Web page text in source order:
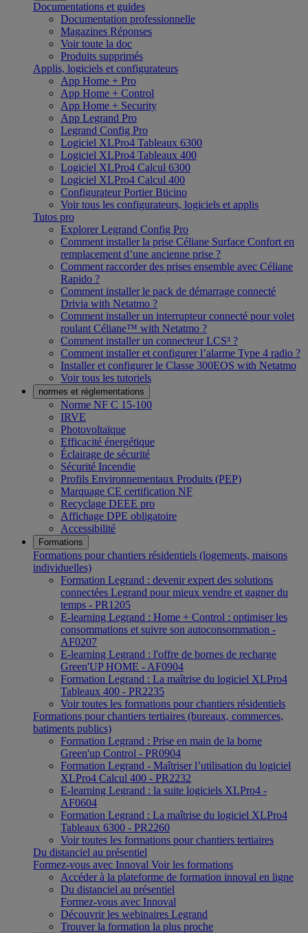
Documentations et guides
Documentation professionnelle
Magazines Réponses
Voir toute la doc
Produits supprimés
Applis, logiciels et configurateurs
App Home + Pro
App Home + Control
App Home + Security
App Legrand Pro
Legrand Config Pro
Logiciel XLPro4 Tableaux 6300
Logiciel XLPro4 Tableaux 400
Logiciel XLPro4 Calcul 6300
Logiciel XLPro4 Calcul 400
Configurateur Portier Bticino
Voir tous les configurateurs, logiciels et applis
Tutos pro
Explorer Legrand Config Pro
Comment installer la prise Céliane Surface Confort en
remplacement d’une ancienne prise ?
Comment raccorder des prises ensemble avec Céliane
Rapido ?
Comment installer le pack de démarrage connecté
Drivia with Netatmo ?
Comment installer un interrupteur connecté pour volet
roulant Céliane™ with Netatmo ?
Comment installer un connecteur LCS³ ?
Comment installer et configurer l’alarme Type 4 radio ?
Installer et configurer le Classe 300EOS with Netatmo
Voir tous les tutoriels
normes et réglementations
Norme NF C 15-100
IRVE
Photovoltaïque
Efficacité énergétique
Éclairage de sécurité
Sécurité Incendie
Profils Environnementaux Produits (PEP)
Marquage CE certification NF
Recyclage DEEE pro
Affichage DPE obligatoire
Accessibilité
Formations
Formations pour chantiers résidentiels (logements, maisons
individuelles)
Formation Legrand : devenir expert des solutions
connectées Legrand pour mieux vendre et gagner du
temps - PR1205
E-learning Legrand : Home + Control : optimiser les
consommations et suivre son autoconsommation -
AF0207
E-learning Legrand : l'offre de bornes de recharge
Green'UP HOME - AF0904
Formation Legrand : La maîtrise du logiciel XLPro4
Tableaux 400 - PR2235
Voir toutes les formations pour chantiers résidentiels
Formations pour chantiers tertiaires (bureaux, commerces,
batiments publics)
Formation Legrand : Prise en main de la borne
Green'up Control - PR0904
Formation Legrand - Maîtriser l’utilisation du logiciel
XLPro4 Calcul 400 - PR2232
E-learning Legrand : la suite logiciels XLPro4 -
AF0604
Formation Legrand : La maîtrise du logiciel XLPro4
Tableaux 6300 - PR2260
Voir toutes les formations pour chantiers tertiaires
Du distanciel au présentiel
Formez-vous avec Innoval Voir les formations
Accéder à la plateforme de formation innoval en ligne
Du distanciel au présentiel
Formez-vous avec Innoval
Découvrir les webinaires Legrand
Trouver la formation la plus proche